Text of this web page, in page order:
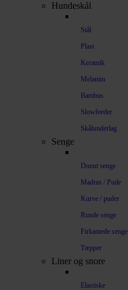
Hundeskål
Stål
Plast
Keramik
Melamin
Bambus
Slowfeeder
Skålunderlag
Senge
Donut senge
Madras / Pude
Kurve / puder
Runde senge
Firkantede senge
Tæpper
Liner og snore
Elastiske